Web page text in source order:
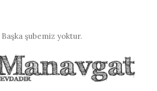
Başka şubemiz yoktur.